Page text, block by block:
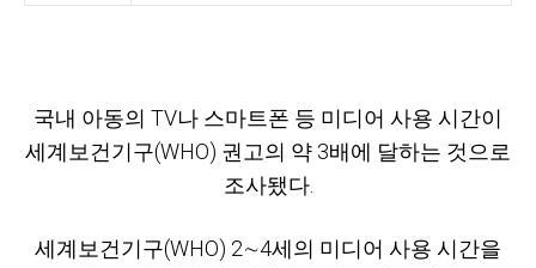
국내 아동의 TV나 스마트폰 등 미디어 사용 시간이
세계보건기구(WHO) 권고의 약 3배에 달하는 것으로
조사됐다.
세계보건기구(WHO) 2∼4세의 미디어 사용 시간을